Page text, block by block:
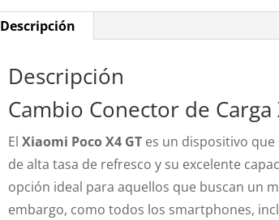
Descripción
Descripción
Cambio Conector de Carga
ElXiaomi Poco X4 GT es un dispositivo
de alta tasa de refresco y su excelente
opción ideal para aquellos que buscan un
embargo, como todos los smartphones,